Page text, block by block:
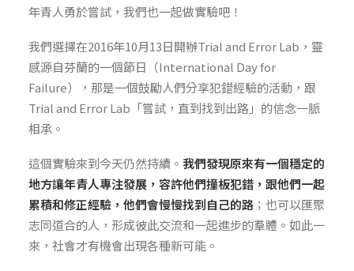
年青人勇於嘗試，我們也一起做實驗吧！
我們選擇在2016年10月13日開辦Trial and Error Lab，靈
感源自芬蘭的一個節日（International Day for
Failure），那是一個鼓勵人們分享犯錯經驗的活動，跟
Trial and Error Lab「嘗試，直到找到出路」的信念一脈
相承。
這個實驗來到今天仍然持續。 我們發現原來有一個穩定的
地方讓年青人專注發展，容許他們撞板犯錯，跟他們一起
累積和修正經驗，他們會慢慢找到自己的路 ；也可以匯聚
志同道合的人，形成彼此交流和一起進步的羣體。如此一
來，社會才有機會出現各種新可能。